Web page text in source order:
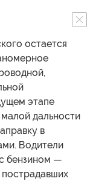
остается
этапе
дальности
в
Водители
бензином —